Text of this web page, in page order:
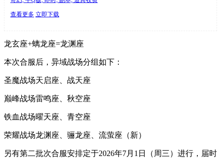
查看更多 立即下载
龙玄座+螭龙座=龙渊座
本次合服后，异域战场分组如下：
圣魔战场天启座、战天座
巅峰战场雷鸣座、秋空座
铁血战场曜天座、青空座
荣耀战场龙渊座、骊龙座、流萤座（新）
另有第二批次合服安排定于2026年7月1日（周三）进行，届时